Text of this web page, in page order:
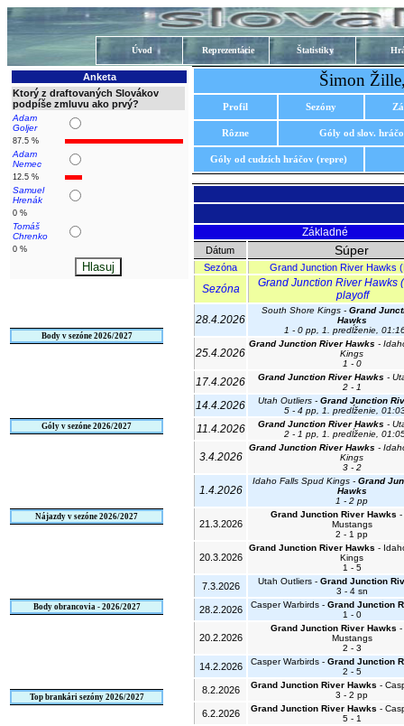
Úvod Reprezentácie Štatistiky
Anketa
Ktorý z draftovaných Slovákov
podpíše zmluvu ako prvý?
Adam
Goljer
87.5 %
Adam
Nemec
12.5 %
Samuel
Hrenák
0 %
Tomáš
Chrenko
0 %
Body v sezóne 2026/2027
Góly v sezóne 2026/2027
Nájazdy v sezóne 2026/2027
Body obrancovia - 2026/2027
Top brankári sezóny 2026/2027
Šimon
Profil Sezóny
Rôzne Góly od slov.
Góly od cudzích hráčov (repre)
Základné
Dátum Súper
Sezóna Grand Junction River Hawks
Sezóna
Grand Junction River Hawks
playoff
28.4.2026
South Shore Kings - Grand
Hawks
1 - 0 pp, 1. predĺženie,
25.4.2026
Grand Junction River Hawks -
Kings
1 - 0
17.4.2026 Grand Junction River Hawks -
2 - 1
14.4.2026 Utah Outliers - Grand Junction
5 - 4 pp, 1. predĺženie,
11.4.2026 Grand Junction River Hawks -
2 - 1 pp, 1. predĺženie,
3.4.2026
Grand Junction River Hawks -
Kings
3 - 2
1.4.2026
Idaho Falls Spud Kings - Grand
Hawks
1 - 2 pp
21.3.2026
Grand Junction River Hawks -
Mustangs
2 - 1 pp
20.3.2026
Grand Junction River Hawks -
Kings
1 - 5
7.3.2026 Utah Outliers - Grand Junction
3 - 4 sn
28.2.2026 Casper Warbirds - Grand Junction
1 - 0
20.2.2026
Grand Junction River Hawks -
Mustangs
2 - 3
14.2.2026 Casper Warbirds - Grand Junction
2 - 5
8.2.2026 Grand Junction River Hawks -
3 - 2 pp
6.2.2026 Grand Junction River Hawks -
5 - 1